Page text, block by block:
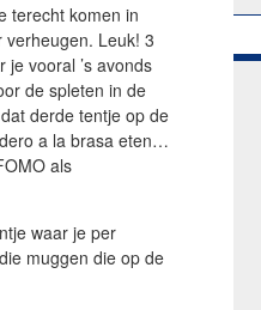
terecht komen in
Leuk! 3
vooral ’s avonds
de spleten in de
derde tentje op de
a la brasa eten…
als
waar je per
muggen die op de